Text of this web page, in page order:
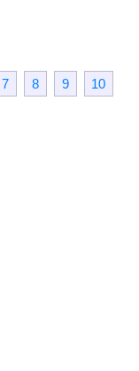
7 8 9 10